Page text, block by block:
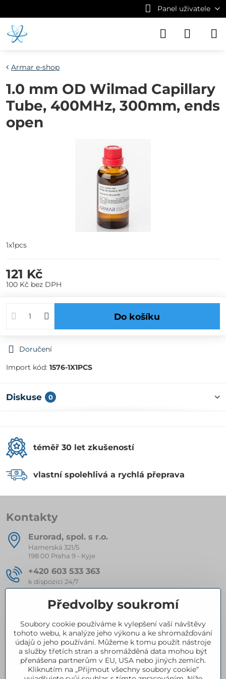
Panel uživatele
Armar e-shop
1.0 mm OD Wilmad Capillary
Tube, 400MHz, 300mm, ends
open
1x1pcs
121 Kč
100 Kč bez DPH
Do košíku
Doručení
Import kód: 1576-1X1PCS
Diskuse 0
téměř 30 let zkušeností
vlastní spolehlivá a rychlá přeprava
Kontakty
Eurorad, spol​. s r​.o​.
Hamerská 321/5
198 00 Praha 9 - Kyje
+420 603 533 363
k dispozici 24/7
eurorad​@seznam​.cz
Kompletní nabídka produktů
Certifikace
Předvolby soukromí
Soubory cookie používáme k vylepšení vaší návštěvy
tohoto webu, k analýze jeho výkonu a ke shromažďování
údajů o jeho používání. Můžeme k tomu použít nástroje
a služby třetích stran a shromážděná data mohou být
přenášena partnerům v EU, USA nebo jiných zemích.
Kliknutím na „Přijmout všechny soubory cookie“